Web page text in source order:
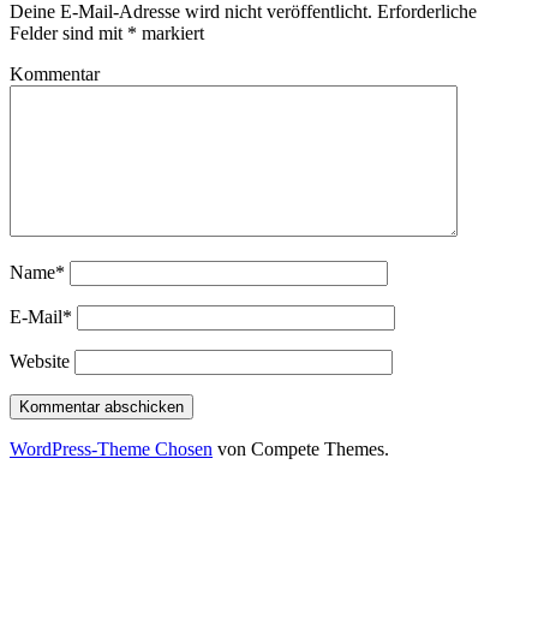
Deine E-Mail-Adresse wird nicht veröffentlicht. Erforderliche
Felder sind mit * markiert
Kommentar
Name*
E-Mail*
Website
WordPress-Theme Chosen von Compete Themes.